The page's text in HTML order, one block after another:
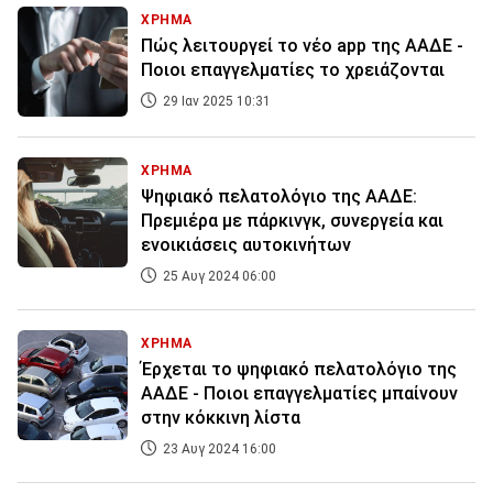
ΧΡΗΜΑ
Πώς λειτουργεί το νέο app της ΑΑΔΕ -
Ποιοι επαγγελματίες το χρειάζονται
29 Ιαν 2025 10:31
ΧΡΗΜΑ
Ψηφιακό πελατολόγιο της ΑΑΔΕ:
Πρεμιέρα με πάρκινγκ, συνεργεία και
ενοικιάσεις αυτοκινήτων
25 Αυγ 2024 06:00
ΧΡΗΜΑ
Έρχεται το ψηφιακό πελατολόγιο της
ΑΑΔΕ - Ποιοι επαγγελματίες μπαίνουν
στην κόκκινη λίστα
23 Αυγ 2024 16:00